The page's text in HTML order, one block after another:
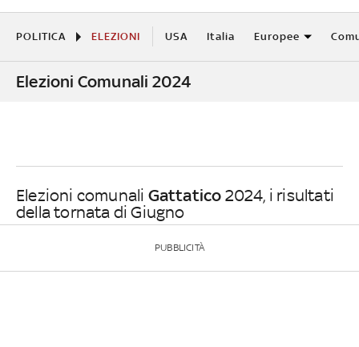
POLITICA ELEZIONI USA Italia Europee
Elezioni Comunali 2024
Elezioni comunali Gattatico 2024, i risultati
della tornata di Giugno
PUBBLICITÀ